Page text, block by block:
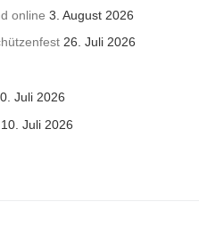
online 3. August 2026
26. Juli 2026
Juli 2026
10. Juli 2026